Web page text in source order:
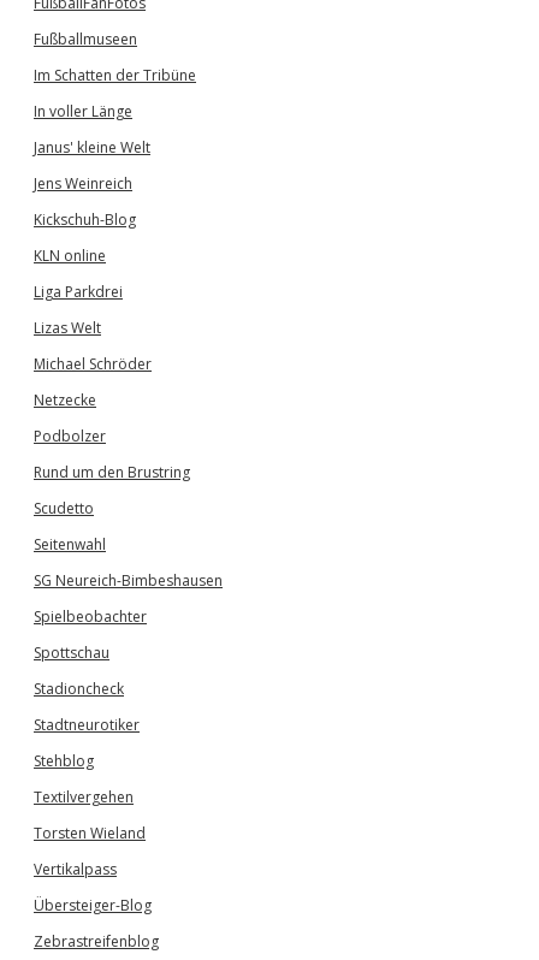
Fußballmuseen
Im Schatten der Tribüne
In voller Länge
Janus' kleine Welt
Jens Weinreich
Kickschuh-Blog
KLN online
Liga Parkdrei
Lizas Welt
Michael Schröder
Netzecke
Podbolzer
Rund um den Brustring
Scudetto
Seitenwahl
SG Neureich-Bimbeshausen
Spielbeobachter
Spottschau
Stadioncheck
Stadtneurotiker
Stehblog
Textilvergehen
Torsten Wieland
Vertikalpass
Übersteiger-Blog
Zebrastreifenblog